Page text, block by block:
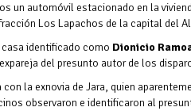
un automóvil estacionado en la
Los Lapachos de la capital del
casa identificado como Dionicio
del presunto autor de los
la exnovia de Jara, quien
observaron e identificaron al